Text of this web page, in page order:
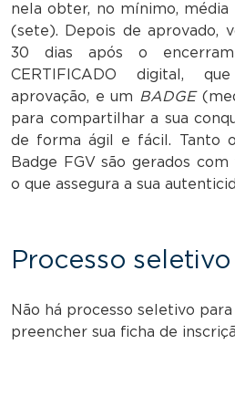
nela obter, no mínimo, média
(sete). Depois de aprovado,
30 dias após o
CERTIFICADO digital,
aprovação, e um
BADGE
para compartilhar a sua
de forma ágil e fácil. Tanto
Badge FGV são gerados com
o que assegura a sua
Processo seletivo
Não há processo seletivo para
preencher sua ficha de